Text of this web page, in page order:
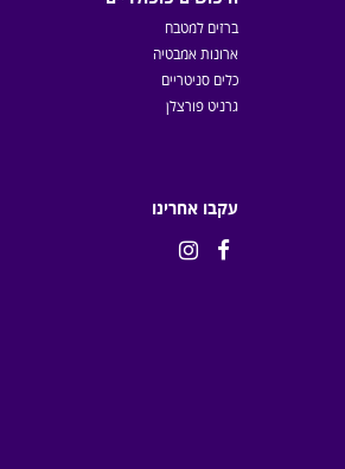
ברזים למטבח
ארונות אמבטיה
כלים סניטריים
גרניט פורצלן
עקבו אחרינו

